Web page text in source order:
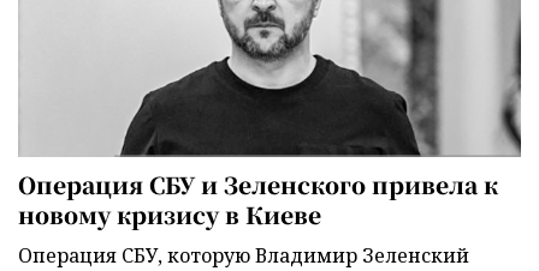
Операция СБУ и Зеленского привела к
новому кризису в Киеве
Операция СБУ, которую Владимир Зеленский